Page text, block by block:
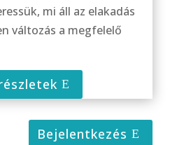
mi áll az elakadás
változás a megfelelő
Bejelentkezés